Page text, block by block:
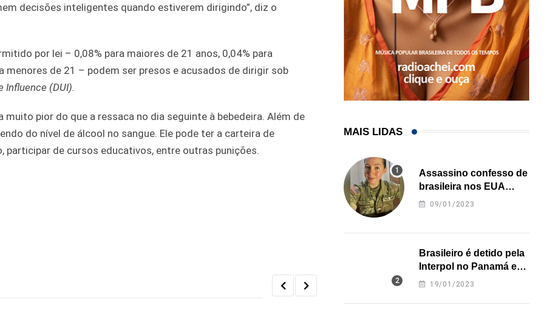
decisões inteligentes quando estiverem dirigindo”, diz o
por lei – 0,08% para maiores de 21 anos, 0,04% para
de 21 – podem ser presos e acusados de dirigir sob
Influence (DUI).
pior do que a ressaca no dia seguinte à bebedeira. Além de
do nível de álcool no sangue. Ele pode ter a carteira de
de cursos educativos, entre outras punições.
MAIS LIDAS
Assassino confesso de
brasileira nos EUA
revela onde deixou o
09/01/2023
Brasileiro é detido pela
Interpol no Panamá e
pode pegar prisão
19/01/2023